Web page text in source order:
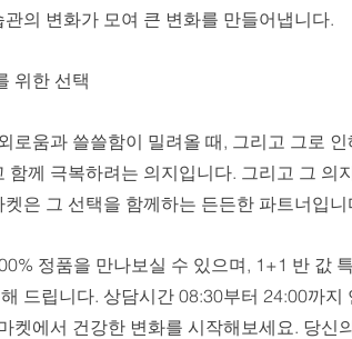
의 변화가 모여 큰 변화를 만들어냅니다.
위한 선택
로움과 쓸쓸함이 밀려올 때, 그리고 그로
함께 극복하려는 의지입니다. 그리고 그 의
은 그 선택을 함께하는 든든한 파트너입니
정품을 만나보실 수 있으며, 1+1 반 값
드립니다. 상담시간 08:30부터 24:00까
켓에서 건강한 변화를 시작해보세요. 당신